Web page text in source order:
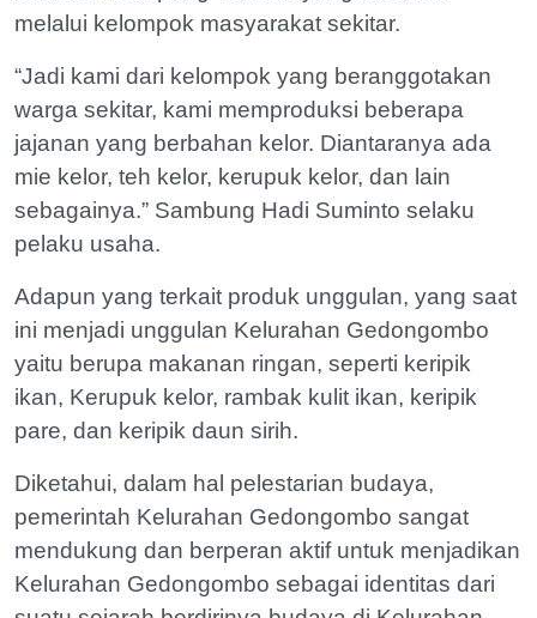
melalui kelompok masyarakat sekitar.
“Jadi kami dari kelompok yang beranggotakan
warga sekitar, kami memproduksi beberapa
jajanan yang berbahan kelor. Diantaranya ada
mie kelor, teh kelor, kerupuk kelor, dan lain
sebagainya.” Sambung Hadi Suminto selaku
pelaku usaha.
Adapun yang terkait produk unggulan, yang saat
ini menjadi unggulan Kelurahan Gedongombo
yaitu berupa makanan ringan, seperti keripik
ikan, Kerupuk kelor, rambak kulit ikan, keripik
pare, dan keripik daun sirih.
Diketahui, dalam hal pelestarian budaya,
pemerintah Kelurahan Gedongombo sangat
mendukung dan berperan aktif untuk menjadikan
Kelurahan Gedongombo sebagai identitas dari